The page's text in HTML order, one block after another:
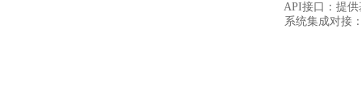
API接口：提供基
系统集成对接：